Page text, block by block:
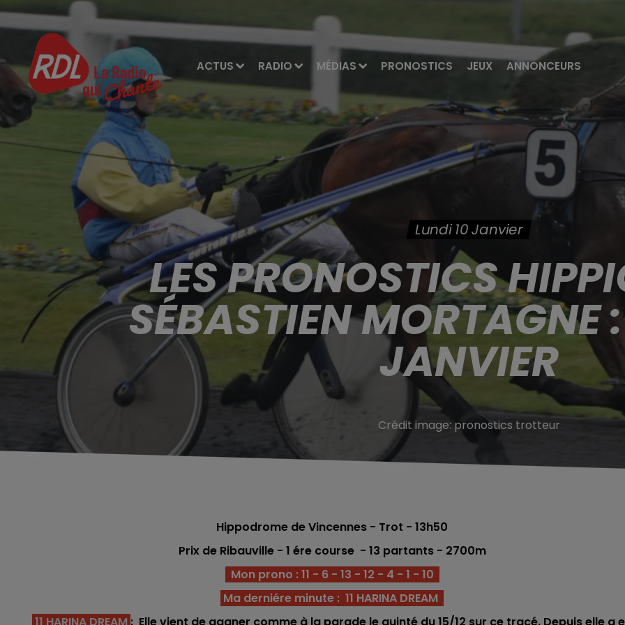
ACTUS RADIO MÉDIAS PRONOSTICS JEUX ANNONCEURS
Lundi 10 Janvier
LES PRONOSTICS
SÉBASTIEN MORTAGNE
JANVIER
Crédit image: pronostics trotteur
Hippodrome de Vincennes - Trot - 13h50
Prix de Ribauville- 1 ére course - 13 partants - 2700m
Mon prono : 11 - 6 - 13 - 12 - 4 - 1 - 10
Ma derniére minute : 11 HARINA DREAM